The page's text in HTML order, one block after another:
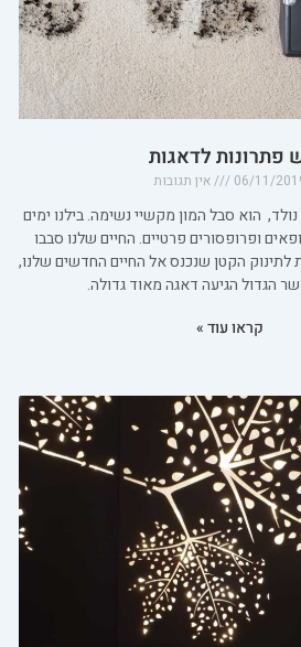
פתרונות לדאגות
06/11/ אין תגובות
הוא סבל המון מקשיי נשימה. בילנו ימים
ופרופסורים פרטיים. החיים שלנו סבבו
לתינוק הקטן שנכנס אל החיים החדשים שלנו,
הגדול הגיעה דאגה מאוד גדולה.
קראו עוד »